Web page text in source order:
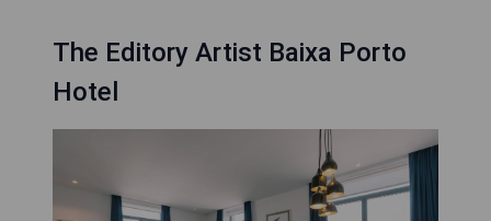
The Editory Artist Baixa Porto
Hotel